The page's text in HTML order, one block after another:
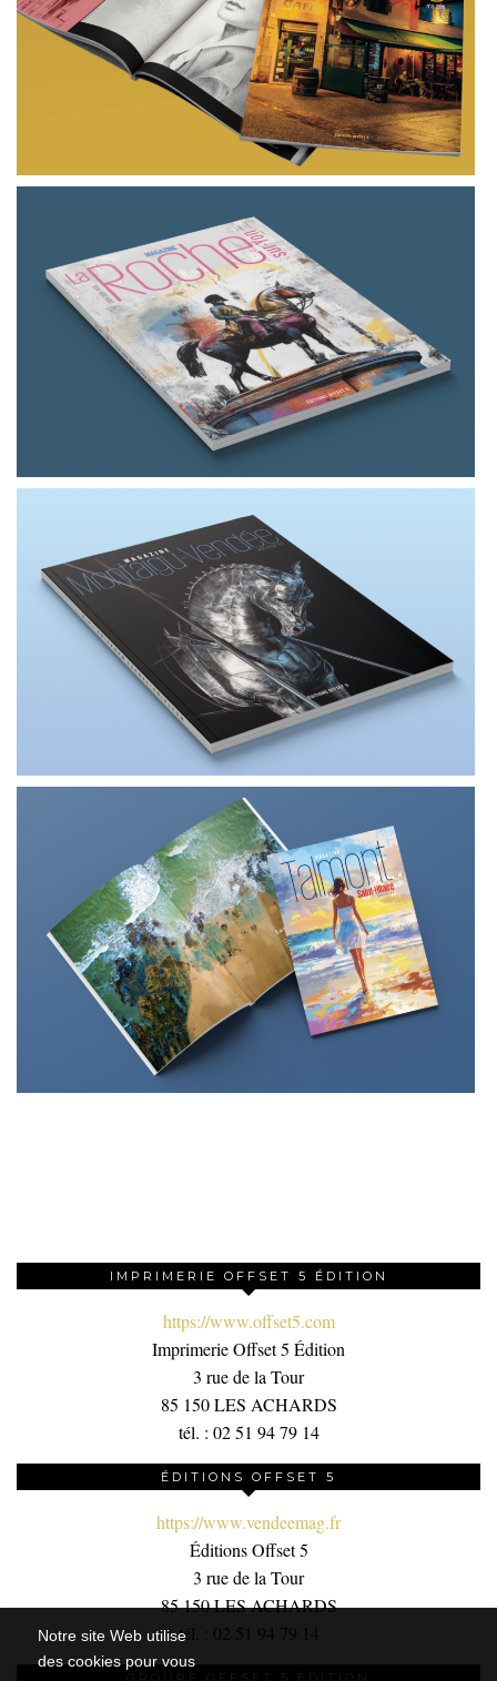
Notre site Web utilise
des cookies pour vous
IMPRIMERIE OFFSET 5 ÉDITION
https://www.offset5.com
Imprimerie Offset 5 Édition
3 rue de la Tour
85 150 LES ACHARDS
tél. : 02 51 94 79 14
ÉDITIONS OFFSET 5
https://www.vendeemag.fr
Éditions Offset 5
3 rue de la Tour
85 150 LES ACHARDS
tél. : 02 51 94 79 14
GROUPE OFFSET 5 ÉDITION